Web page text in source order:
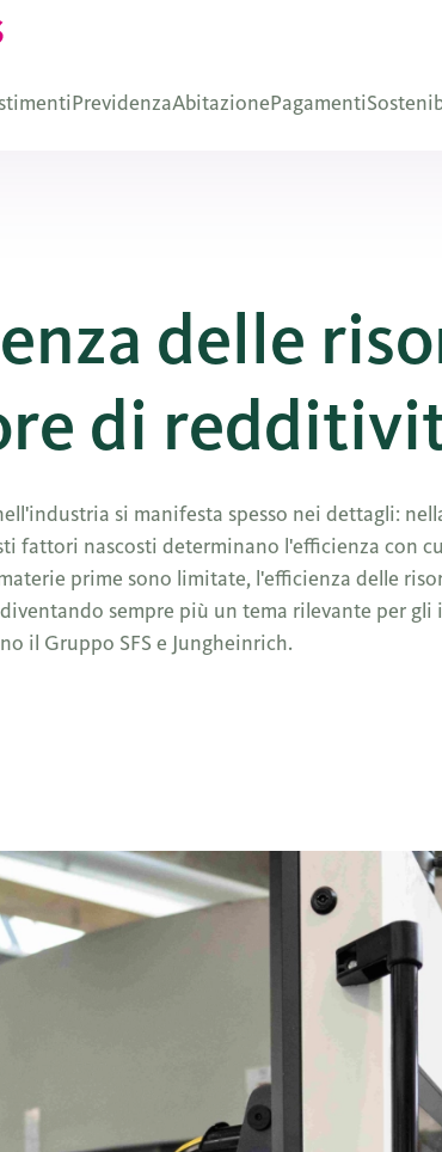
PrevidenzaAbitazionePagamenti
delle
di
si manifesta spesso nei dettagli:
fattori nascosti determinano l'efficienza con
prime sono limitate, l'efficienza delle
sempre più un tema rilevante per
il Gruppo SFS e Jungheinrich.